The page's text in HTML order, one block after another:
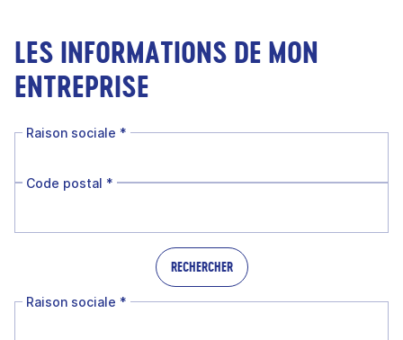
LES INFORMATIONS DE MON
ENTREPRISE
Raison sociale *
Code postal *
RECHERCHER
Raison sociale *